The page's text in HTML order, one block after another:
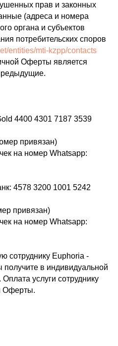
прав и законных
(адреса и номера
органа и субъектов
потребительских споров
entities/mti-kzpp/contacts
Оферты является
4400 4301 7187 3539
привязан)
на номер Whatsapp:
4578 3200 1001 5242
привязан)
на номер Whatsapp:
сотруднику Euphoria -
в индивидуальной
услуги сотруднику
Оферты.